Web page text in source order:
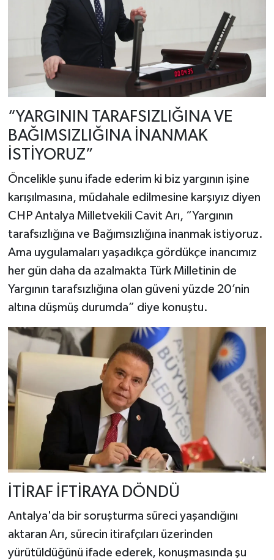
“YARGININ TARAFSIZLIĞINA VE
BAĞIMSIZLIĞINA İNANMAK
İSTİYORUZ”
Öncelikle şunu ifade ederim ki biz yargının işine
karışılmasına, müdahale edilmesine karşıyız diyen
CHP Antalya Milletvekili Cavit Arı, “Yargının
tarafsızlığına ve Bağımsızlığına inanmak istiyoruz.
Ama uygulamaları yaşadıkça gördükçe inancımız
her gün daha da azalmakta Türk Milletinin de
Yargının tarafsızlığına olan güveni yüzde 20’nin
altına düşmüş durumda” diye konuştu.
İTİRAF İFTİRAYA DÖNDÜ
Antalya'da bir soruşturma süreci yaşandığını
aktaran Arı, sürecin itirafçıları üzerinden
yürütüldüğünü ifade ederek, konuşmasında şu